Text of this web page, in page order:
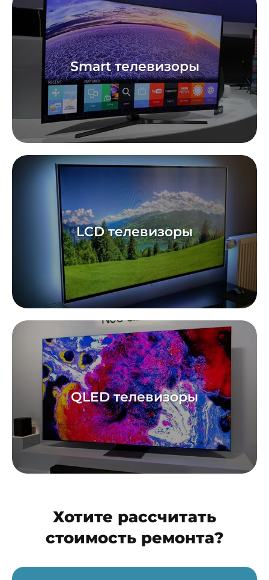
Smart телевизоры
LCD телевизоры
QLED телевизоры
Хотите рассчитать
стоимость ремонта?